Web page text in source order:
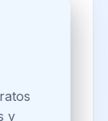
y